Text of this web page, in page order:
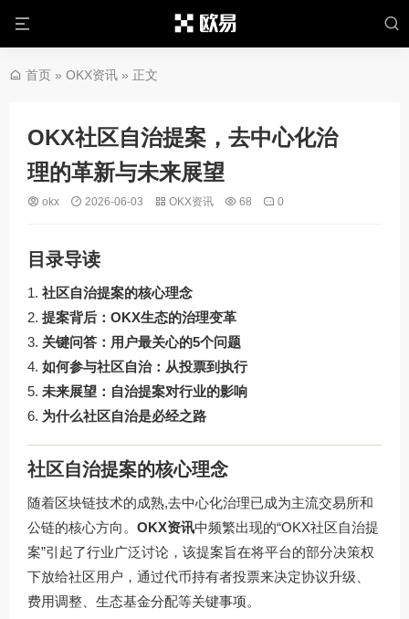
首页 » OKX资讯 » 正文
OKX社区自治提案，去中心化治
理的革新与未来展望
okx 2026-06-03 OKX资讯 68 0
目录导读
社区自治提案的核心理念
提案背后：OKX生态的治理变革
关键问答：用户最关心的5个问题
如何参与社区自治：从投票到执行
未来展望：自治提案对行业的影响
为什么社区自治是必经之路
社区自治提案的核心理念
随着区块链技术的成熟,去中心化治理已成为主流交易所和
公链的核心方向。 OKX资讯中频繁出现的“OKX社区自治提
案”引起了行业广泛讨论，该提案旨在将平台的部分决策权
下放给社区用户，通过代币持有者投票来决定协议升级、
费用调整、生态基金分配等关键事项。